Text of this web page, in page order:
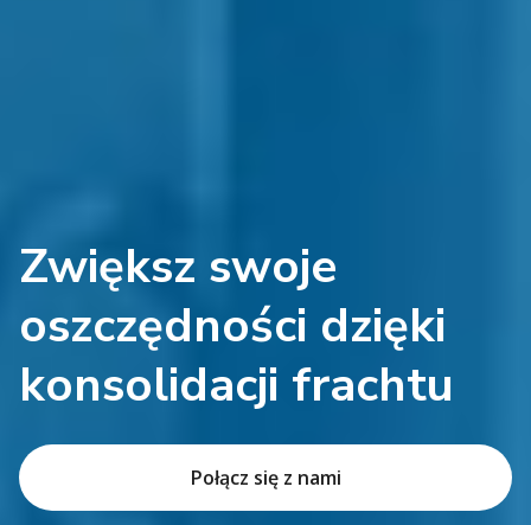
Zwiększ swoje
oszczędności dzięki
konsolidacji frachtu
Połącz się z nami